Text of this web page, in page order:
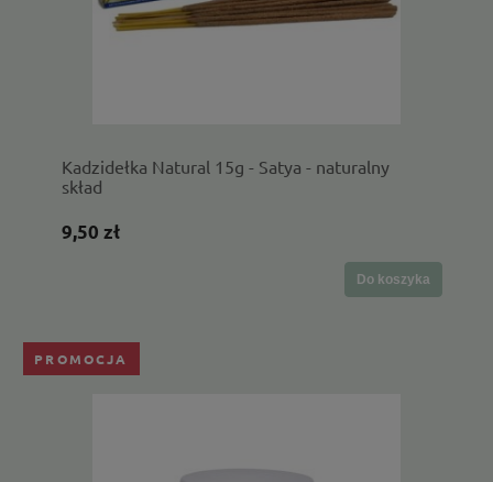
Kadzidełka Natural 15g - Satya - naturalny
skład
9,50 zł
Do koszyka
PROMOCJA